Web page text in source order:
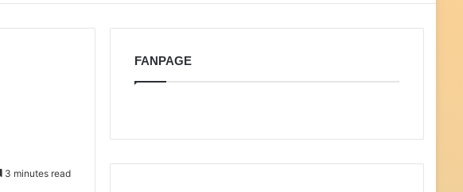
for
3 minutes read
FANPAGE